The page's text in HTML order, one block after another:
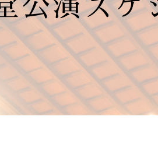
公演スケ